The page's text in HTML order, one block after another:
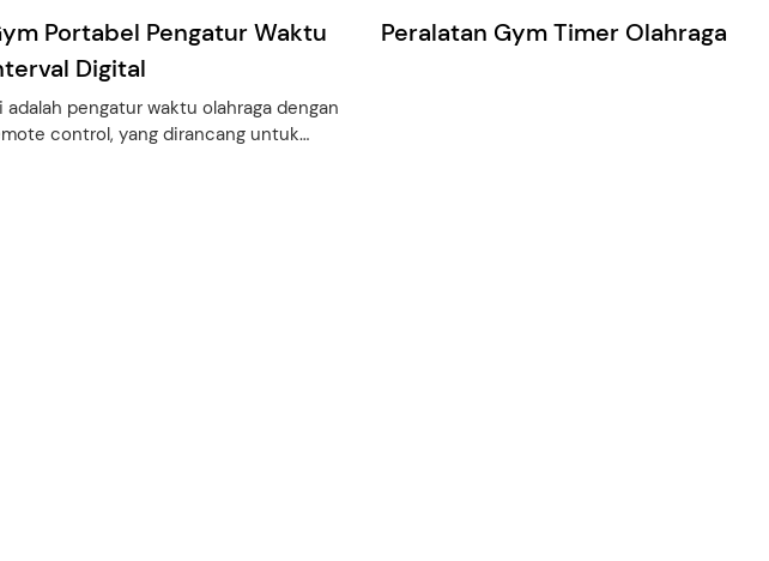
Portabel Pengatur Waktu
Digital
adalah pengatur waktu olahraga dengan
control, yang dirancang untuk
Peralatan Gym Timer Olahraga